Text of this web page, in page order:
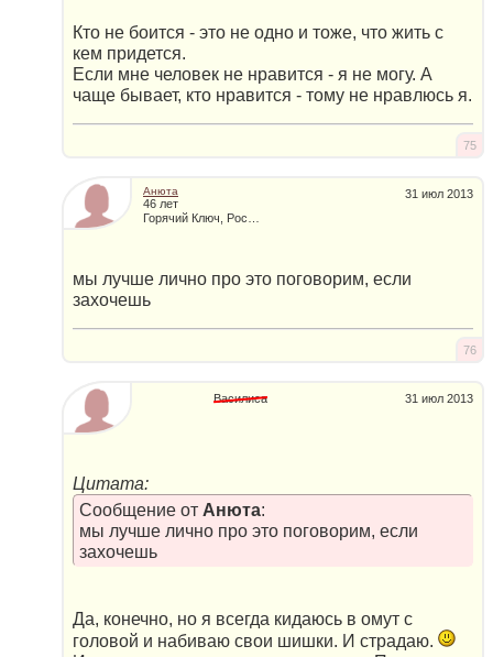
Кто не боится - это не одно и тоже, что жить с
кем придется.
Если мне человек не нравится - я не могу. А
чаще бывает, кто нравится - тому не нравлюсь я.
75
31 июл 2013
Анюта
46 лет
мы лучше лично про это поговорим, если
захочешь
76
31 июл 2013
Василиса
Цитата:
Сообщение от Анюта:
мы лучше лично про это поговорим, если
захочешь
Да, конечно, но я всегда кидаюсь в омут с
головой и набиваю свои шишки. И страдаю.